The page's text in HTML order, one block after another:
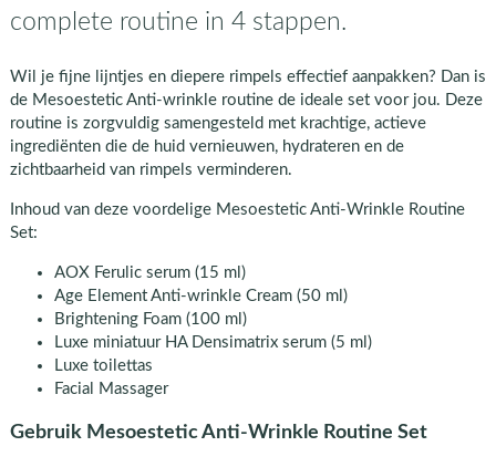
complete routine in 4 stappen.
Wil je fijne lijntjes en diepere rimpels effectief aanpakken? Dan is
de Mesoestetic Anti-wrinkle routine de ideale set voor jou. Deze
routine is zorgvuldig samengesteld met krachtige, actieve
ingrediënten die de huid vernieuwen, hydrateren en de
zichtbaarheid van rimpels verminderen.
Inhoud van deze voordelige Mesoestetic Anti-Wrinkle Routine
Set:
AOX Ferulic serum (15 ml)
Age Element Anti-wrinkle Cream (50 ml)
Brightening Foam (100 ml)
Luxe miniatuur HA Densimatrix serum (5 ml)
Luxe toilettas
Facial Massager
Gebruik Mesoestetic Anti-Wrinkle Routine Set